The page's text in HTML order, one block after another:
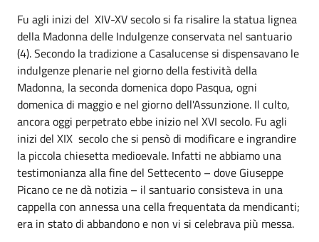
Fu agli inizi del XIV-XV secolo si fa risalire la statua lignea
della Madonna delle Indulgenze conservata nel santuario
(4). Secondo la tradizione a Casalucense si dispensavano le
indulgenze plenarie nel giorno della festività della
Madonna, la seconda domenica dopo Pasqua, ogni
domenica di maggio e nel giorno dell'Assunzione. Il culto,
ancora oggi perpetrato ebbe inizio nel XVI secolo. Fu agli
inizi del XIX secolo che si pensò di modificare e ingrandire
la piccola chiesetta medioevale. Infatti ne abbiamo una
testimonianza alla fine del Settecento – dove Giuseppe
Picano ce ne dà notizia – il santuario consisteva in una
cappella con annessa una cella frequentata da mendicanti;
era in stato di abbandono e non vi si celebrava più messa.